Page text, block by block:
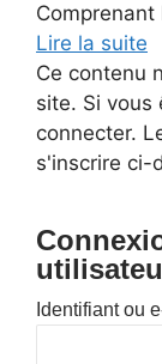
Comprenant
Lire la suite
Ce contenu
site. Si vous
connecter.
s'inscrire ci-
Identifiant ou